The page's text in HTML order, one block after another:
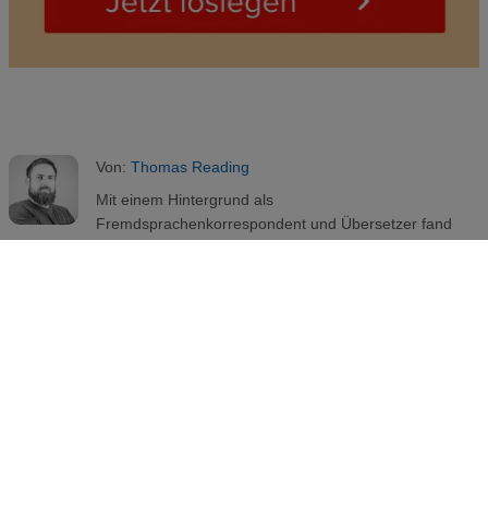
Von: Thomas Reading
Mit einem Hintergrund als
Fremdsprachenkorrespondent und Übersetzer fand